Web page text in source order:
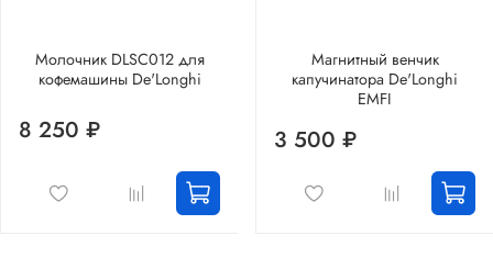
Молочник DLSC012 для
кофемашины De'Longhi
8 250 ₽
Магнитный венчик
капучинатора De'Longhi
EMFI
3 500 ₽